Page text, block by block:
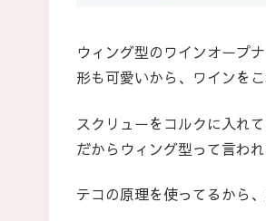
ウィング型のワインオープ
形も可愛いから、ワインを
スクリューをコルクに入れ
だからウィング型って言わ
テコの原理を使ってるから